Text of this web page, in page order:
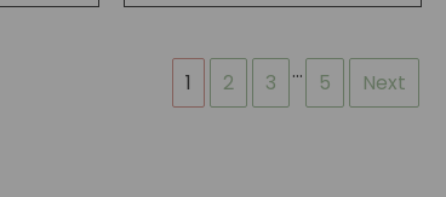
1 2 3 … 5 Next